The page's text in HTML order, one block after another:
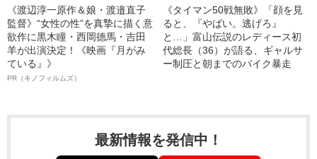
《渡辺淳一原作＆娘・渡邉直子
監督》“女性の性”を真摯に描く意
欲作に黒木瞳・西岡德馬・吉田
羊が出演決定！《映画『月がみ
ている』》
PR（キノフィルムズ）
《タイマン50戦無敗》「顔を見
ると、『やばい。逃げろ』
と…」富山伝説のレディース初
代総長（36）が語る、ギャルサ
ー制圧と朝までのバイク暴走
最新情報を発信中！